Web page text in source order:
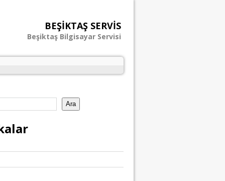
BEŞIKTAŞ SERVIS
Beşiktaş Bilgisayar Servisi
Ara